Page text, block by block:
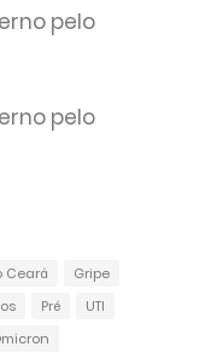
pelo
pelo
Ceará
Gripe
Pré
UTI